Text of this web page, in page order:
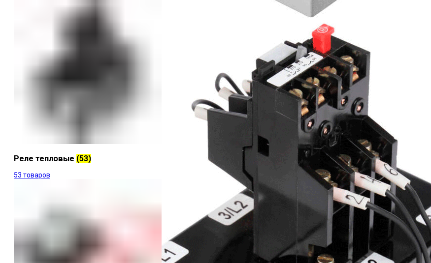
Реле тепловые (53)
53 товаров